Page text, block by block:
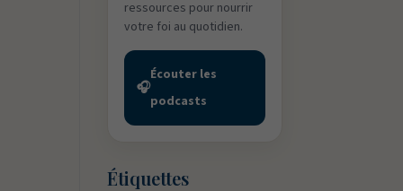
ressources pour nourrir
votre foi au quotidien.
🎧
Écouter les
podcasts
Étiquettes